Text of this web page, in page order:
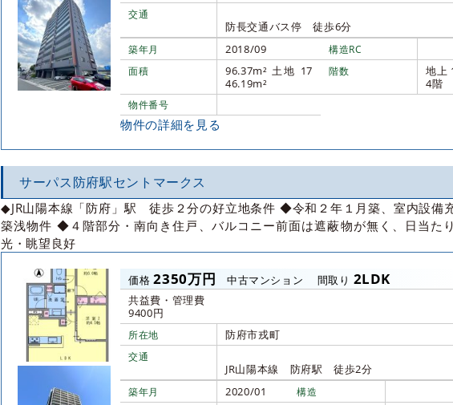
交通
防長交通バス停 徒歩6分
築年月 2018/09
構造RC
面積
96.37m² 土地 17
46.19m²
階数
地上
4階
物件番号
物件の詳細を見る
サーパス防府駅セントマークス
◆JR山陽本線「防府」駅 徒歩２分の好立地条件 ◆令和２年１月築、室内設備
築浅物件 ◆４階部分・南向き住戸、バルコニー前面は遮蔽物が無く、日当た
光・眺望良好
価格 2350万円 中古マンション 間取り 2LDK
共益費・管理費
9400円
所在地 防府市戎町
交通
JR山陽本線 防府駅 徒歩2分
築年月 2020/01
構造